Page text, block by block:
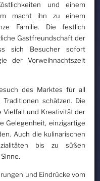
und einem
macht ihn zu einem
Familie. Die festlich
Gastfreundschaft der
sich Besucher sofort
der Vorweihnachtszeit
des Marktes für all
schätzen. Die
Vielfalt und Kreativität der
Gelegenheit, einzigartige
Auch die kulinarischen
bis zu süßen
und Eindrücke vom